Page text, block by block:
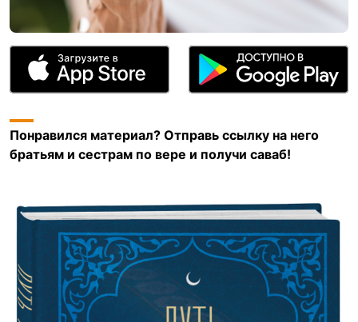
Понравился материал? Отправь ссылку на него
братьям и сестрам по вере и получи саваб!